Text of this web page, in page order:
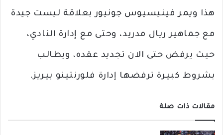
هذا ويمر فينيسيوس جونيور بعلاقة ليست جيدة
مع جماهير ريال مدريد، وحتى مع إدارة النادي،
حيث يرفض حتى الان تجديد عقده، ويطالب
بشروط كبيرة ترفضها إدارة فلورنتينو بيريز.
مقالات ذات صلة